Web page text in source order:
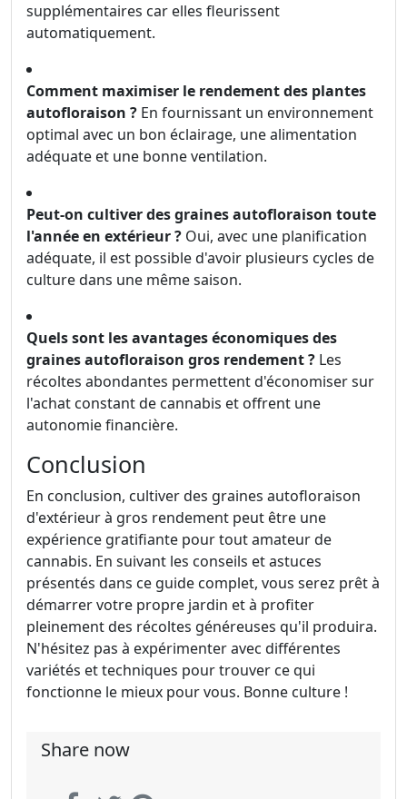
supplémentaires car elles fleurissent
automatiquement.
Comment maximiser le rendement des plantes
autofloraison ? En fournissant un environnement
optimal avec un bon éclairage, une alimentation
adéquate et une bonne ventilation.
Peut-on cultiver des graines autofloraison toute
l'année en extérieur ? Oui, avec une planification
adéquate, il est possible d'avoir plusieurs cycles de
culture dans une même saison.
Quels sont les avantages économiques des
graines autofloraison gros rendement ? Les
récoltes abondantes permettent d'économiser sur
l'achat constant de cannabis et offrent une
autonomie financière.
Conclusion
En conclusion, cultiver des graines autofloraison
d'extérieur à gros rendement peut être une
expérience gratifiante pour tout amateur de
cannabis. En suivant les conseils et astuces
présentés dans ce guide complet, vous serez prêt à
démarrer votre propre jardin et à profiter
pleinement des récoltes généreuses qu'il produira.
N'hésitez pas à expérimenter avec différentes
variétés et techniques pour trouver ce qui
fonctionne le mieux pour vous. Bonne culture !
Share now